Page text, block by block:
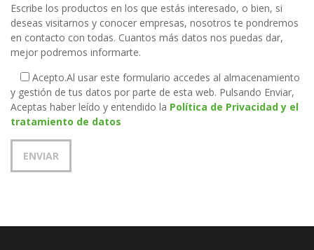
Escribe los productos en los que estás interesado, o bien, si
deseas visitarnos y conocer empresas, nosotros te pondremos
en contacto con todas. Cuantos más datos nos puedas dar,
mejor podremos informarte.
Acepto.Al usar este formulario accedes al almacenamiento
y gestión de tus datos por parte de esta web. Pulsando Enviar,
Aceptas haber leído y entendido la Política de Privacidad y el
tratamiento de datos